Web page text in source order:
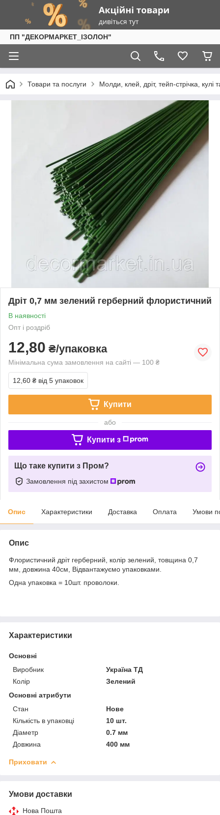
ПП "ДЕКОРМАРКЕТ_ІЗОЛОН"
Товари та послуги Молди, клей, дріт, тейп-стрічка, кулі
Дріт 0,7 мм зелений герберний флористичний
В наявності
Опт і роздріб
12,80 ₴/упаковка
Мінімальна сума замовлення на сайті — 100 ₴
12,60 ₴ від 5 упаковок
Купити
або
Купити з
Що таке купити з Пром?
Замовлення під захистом
Опис Характеристики Доставка Оплата Умови
Опис
Флористичний дріт герберний, колір зелений, товщина 0,7
мм, довжина 40см, Відвантажуємо упаковками.
Одна упаковка = 10шт. проволоки.
Характеристики
Основні
Виробник
Україна ТД
Колір
Зелений
Основні атрибути
Стан
Нове
Кількість в упаковці
10 шт.
Діаметр
0.7 мм
Довжина
400 мм
Приховати
Умови доставки
Нова Пошта